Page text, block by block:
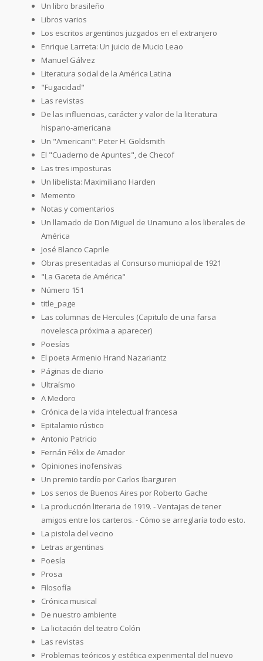
Un libro brasileño
Libros varios
Los escritos argentinos juzgados en el extranjero
Enrique Larreta: Un juicio de Mucio Leao
Manuel Gálvez
Literatura social de la América Latina
"Fugacidad"
Las revistas
De las influencias, carácter y valor de la literatura
hispano-americana
Un "Americani": Peter H. Goldsmith
El "Cuaderno de Apuntes", de Checof
Las tres imposturas
Un libelista: Maximiliano Harden
Memento
Notas y comentarios
Un llamado de Don Miguel de Unamuno a los liberales de
América
José Blanco Caprile
Obras presentadas al Consurso municipal de 1921
"La Gaceta de América"
Número 151
title_page
Las columnas de Hercules (Capitulo de una farsa
novelesca próxima a aparecer)
Poesías
El poeta Armenio Hrand Nazariantz
Páginas de diario
Ultraísmo
A Medoro
Crónica de la vida intelectual francesa
Epitalamio rústico
Antonio Patricio
Fernán Félix de Amador
Opiniones inofensivas
Un premio tardío por Carlos Ibarguren
Los senos de Buenos Aires por Roberto Gache
La producción literaria de 1919. - Ventajas de tener
amigos entre los carteros. - Cómo se arreglaría todo esto.
La pistola del vecino
Letras argentinas
Poesía
Prosa
Filosofía
Crónica musical
De nuestro ambiente
La licitación del teatro Colón
Las revistas
Problemas teóricos y estética experimental del nuevo